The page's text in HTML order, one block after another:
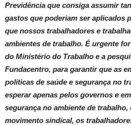
Previdência que consiga assumir
gastos que poderiam ser aplicados
que nossos trabalhadores e
ambientes de trabalho. É urgente
do Ministério do Trabalho e a
Fundacentro, para garantir que as
políticas de saúde e segurança no
esperar apenas pelos governos e
segurança no ambiente de trabalho,
movimento sindical, os